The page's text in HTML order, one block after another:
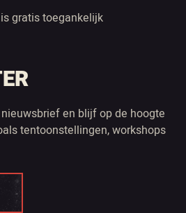
gratis toegankelijk
en blijf op de hoogte
tentoonstellingen, workshops